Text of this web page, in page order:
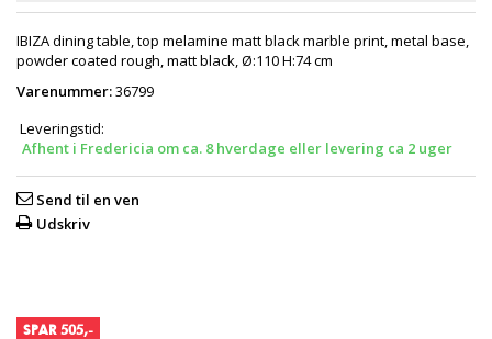
IBIZA dining table, top melamine matt black marble print, metal base,
powder coated rough, matt black, Ø:110 H:74 cm
Varenummer:36799
Leveringstid:
Afhent i Fredericia om ca. 8 hverdage eller levering ca 2 uger
Send til en ven
Udskriv
SPAR 505,-